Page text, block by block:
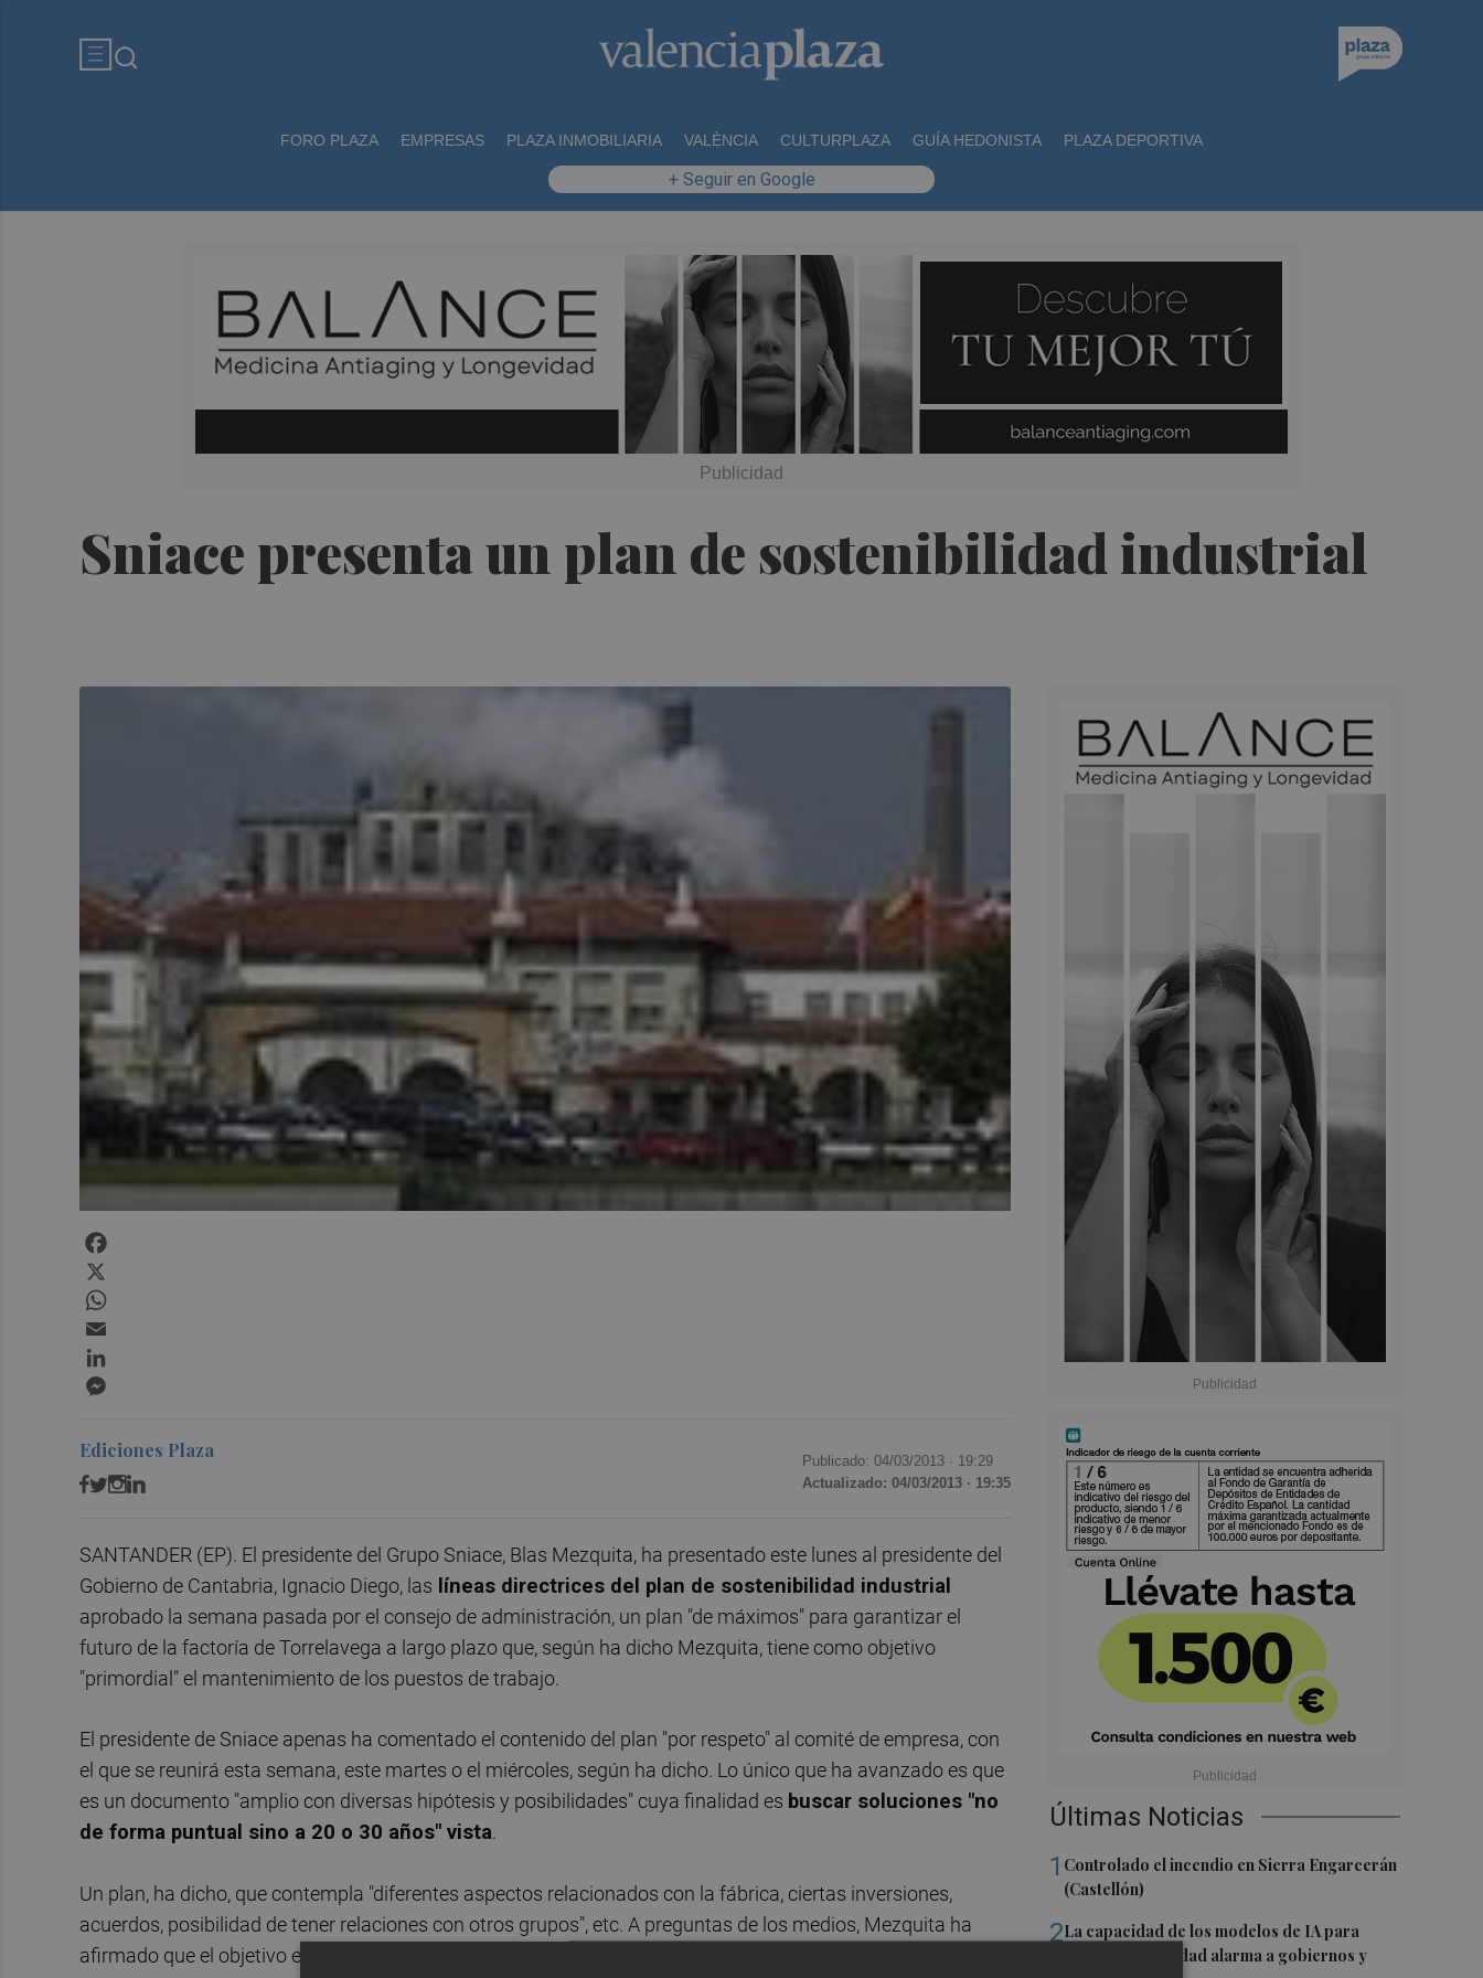
FORO PLAZA EMPRESAS PLAZA INMOBILIARIA VALÈNCIA CULTURPLAZA GUÍA HEDONISTA PLAZA DEPORTIVA
+ Seguir en Google
Sniace presenta un plan de sostenibilidad industrial
Últimas Noticias
1 Controlado el incendio en Sierra Engarcerán
(Castellón)
2La capacidad de los modelos de IA para
burlar la seguridad alarma a gobiernos y
Ediciones Plaza Publicado: 04/03/2013 · 19:29
Actualizado: 04/03/2013 · 19:35
SANTANDER (EP). El presidente del Grupo Sniace, Blas Mezquita, ha presentado este lunes al presidente del
Gobierno de Cantabria, Ignacio Diego, las líneas directrices del plan de sostenibilidad industrial
aprobado la semana pasada por el consejo de administración, un plan "de máximos" para garantizar el
futuro de la factoría de Torrelavega a largo plazo que, según ha dicho Mezquita, tiene como objetivo
"primordial" el mantenimiento de los puestos de trabajo.
El presidente de Sniace apenas ha comentado el contenido del plan "por respeto" al comité de empresa, con
el que se reunirá esta semana, este martes o el miércoles, según ha dicho. Lo único que ha avanzado es que
es un documento "amplio con diversas hipótesis y posibilidades" cuya finalidad es buscar soluciones "no
de forma puntual sino a 20 o 30 años" vista.
Un plan, ha dicho, que contempla "diferentes aspectos relacionados con la fábrica, ciertas inversiones,
acuerdos, posibilidad de tener relaciones con otros grupos", etc. A preguntas de los medios, Mezquita ha
afirmado que el objetivo es "que no haya que hacer un esfuerzo en términos de plantilla, y si al final lo